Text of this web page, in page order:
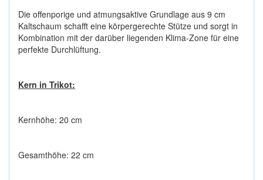
Die offenporige und atmungsaktive Grundlage aus 9 cm
Kaltschaum schafft eine körpergerechte Stütze und sorgt in
Kombination mit der darüber liegenden Klima-Zone für eine
perfekte Durchlüftung.
Kern in Trikot:
Kernhöhe: 20 cm
Gesamthöhe: 22 cm